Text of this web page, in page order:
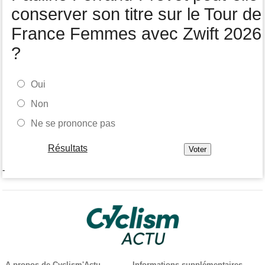
conserver son titre sur le Tour de
France Femmes avec Zwift 2026
?
Oui
Non
Ne se prononce pas
Résultats
-